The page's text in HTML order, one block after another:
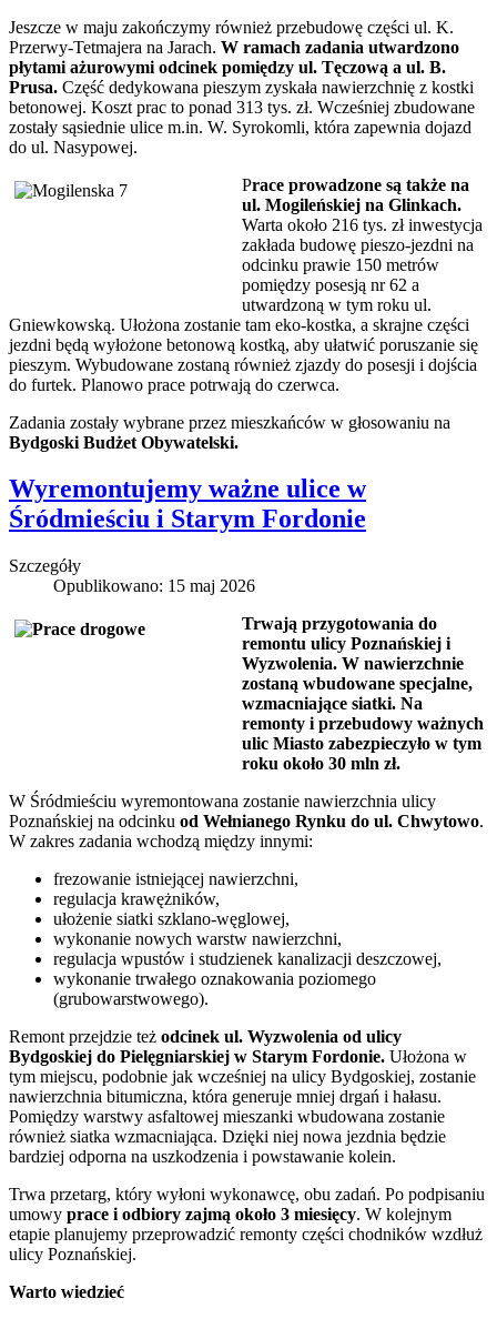
Jeszcze w maju zakończymy również przebudowę części ul. K.
Przerwy-Tetmajera na Jarach. W ramach zadania utwardzono
płytami ażurowymi odcinek pomiędzy ul. Tęczową a ul. B.
Prusa. Część dedykowana pieszym zyskała nawierzchnię z kostki
betonowej. Koszt prac to ponad 313 tys. zł. Wcześniej zbudowane
zostały sąsiednie ulice m.in. W. Syrokomli, która zapewnia dojazd
do ul. Nasypowej.
Prace prowadzone są także na
ul. Mogileńskiej na Glinkach.
Warta około 216 tys. zł inwestycja
zakłada budowę pieszo-jezdni na
odcinku prawie 150 metrów
pomiędzy posesją nr 62 a
utwardzoną w tym roku ul.
Gniewkowską. Ułożona zostanie tam eko-kostka, a skrajne części
jezdni będą wyłożone betonową kostką, aby ułatwić poruszanie się
pieszym. Wybudowane zostaną również zjazdy do posesji i dojścia
do furtek. Planowo prace potrwają do czerwca.
Zadania zostały wybrane przez mieszkańców w głosowaniu na
Bydgoski Budżet Obywatelski.
Wyremontujemy ważne ulice w
Śródmieściu i Starym Fordonie
Szczegóły
Opublikowano: 15 maj 2026
Trwają przygotowania do
remontu ulicy Poznańskiej i
Wyzwolenia. W nawierzchnie
zostaną wbudowane specjalne,
wzmacniające siatki. Na
remonty i przebudowy ważnych
ulic Miasto zabezpieczyło w tym
roku około 30 mln zł.
W Śródmieściu wyremontowana zostanie nawierzchnia ulicy
Poznańskiej na odcinku od Wełnianego Rynku do ul. Chwytowo.
W zakres zadania wchodzą między innymi:
frezowanie istniejącej nawierzchni,
regulacja krawężników,
ułożenie siatki szklano-węglowej,
wykonanie nowych warstw nawierzchni,
regulacja wpustów i studzienek kanalizacji deszczowej,
wykonanie trwałego oznakowania poziomego
(grubowarstwowego).
Remont przejdzie też odcinek ul. Wyzwolenia od ulicy
Bydgoskiej do Pielęgniarskiej w Starym Fordonie. Ułożona w
tym miejscu, podobnie jak wcześniej na ulicy Bydgoskiej, zostanie
nawierzchnia bitumiczna, która generuje mniej drgań i hałasu.
Pomiędzy warstwy asfaltowej mieszanki wbudowana zostanie
również siatka wzmacniająca. Dzięki niej nowa jezdnia będzie
bardziej odporna na uszkodzenia i powstawanie kolein.
Trwa przetarg, który wyłoni wykonawcę, obu zadań. Po podpisaniu
umowy prace i odbiory zajmą około 3 miesięcy. W kolejnym
etapie planujemy przeprowadzić remonty części chodników wzdłuż
ulicy Poznańskiej.
Warto wiedzieć